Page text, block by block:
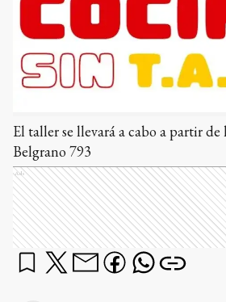
El taller se llevará a cabo a partir de
Belgrano 793
Ads